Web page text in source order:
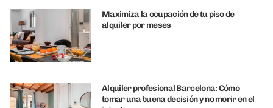
Maximiza la ocupación de tu piso de
alquiler por meses
Alquiler profesional Barcelona: Cómo
tomar una buena decisión y no morir en el